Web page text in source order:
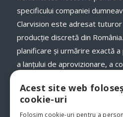
specificului companiei
Clarvision este adresat
producție discretă din
planificare și urmărire exactă
a lanţului de aprovizionare, a
numerar, a termenelor de
comenzilor către clienții
optimi. Odată cu
Acest site web
cookie-uri
Folosim cookie-uri pentru a